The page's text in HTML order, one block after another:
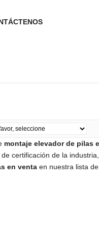
montaje elevador de pilas
certificación de la
en venta en nuestra lista